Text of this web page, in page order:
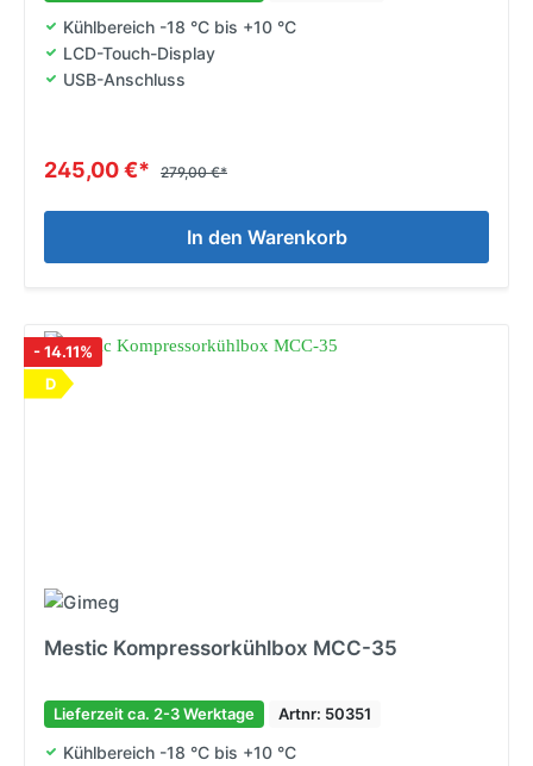
Kühlbereich -18 °C bis +10 °C
LCD-Touch-Display
USB-Anschluss
245,00 €* 279,00 €*
In den Warenkorb
- 14.11%
D
Mestic Kompressorkühlbox MCC-35
Lieferzeit ca. 2-3 Werktage Artnr: 50351
Kühlbereich -18 °C bis +10 °C